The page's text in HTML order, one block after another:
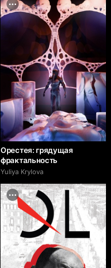
Орестея: грядущая
фрактальность
Yuliya Krylova